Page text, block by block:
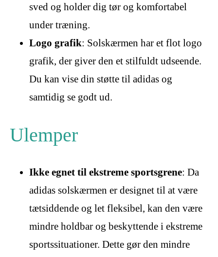
sved og holder dig tør og komfortabel
under træning.
Logo grafik: Solskærmen har et flot logo
grafik, der giver den et stilfuldt udseende.
Du kan vise din støtte til adidas og
samtidig se godt ud.
Ulemper
Ikke egnet til ekstreme sportsgrene: Da
adidas solskærmen er designet til at være
tætsiddende og let fleksibel, kan den være
mindre holdbar og beskyttende i ekstreme
sportssituationer. Dette gør den mindre